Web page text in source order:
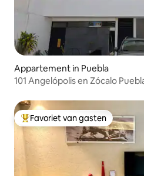
Appartement in Puebla
101 Angelópolis en Zócalo
Topfavoriet van gasten
Favoriet van gasten